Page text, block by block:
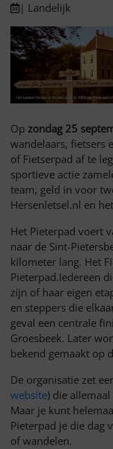
| Landelijk
Op zondag 25
wandelaars, fietsers
of Fietserpad af te
sportieve actie
team, geld in voor
Hersenletsel.nl en
Het Pieterpad voert
naar de Sint-
kilometer lang. Het
Pieterpad.Iedereen
zijn of haar eigen
en steppers die
geval een centrale
Groesbeek. Later
bekend gemaakt op
De organisatie zet
website) die
Maar je kunt
Pieterpad je die dag
of wandelen.